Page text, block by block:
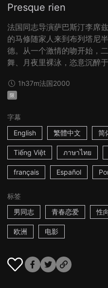
Presque rien
法国同志导演萨巴斯汀李席
的马修随家人来到布列塔尼
德。从一个激情的吻开始，
舞、月夜里裸泳，恣意沉醉
1h37m法国2000
限
字幕
English
繁體中文 简
Tiếng Việt ภาษาไทย
français Español
标签
男同志
青春恋爱 性
欧洲 电影